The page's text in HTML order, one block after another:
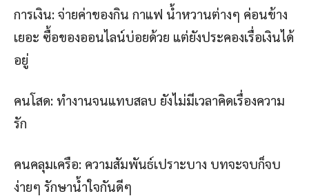
การเงิน: จ่ายค่าของกิน กาแฟ น้ำหวานต่างๆ ค่อนข้าง
เยอะ ซื้อของออนไลน์บ่อยด้วย แต่ยังประคองเรื่อเงินได้
อยู่
คนโสด: ทำงานจนแทบสลบ ยังไม่มีเวลาคิดเรื่องความ
รัก
คนคลุมเครือ: ความสัมพันธ์เปราะบาง บทจะจบก็จบ
ง่ายๆ รักษาน้ำใจกันดีๆ